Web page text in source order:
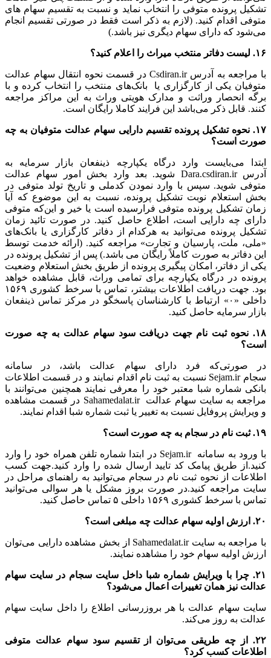
تشکیل پرونده متوفی را انتخاب نماید و نسبت به تقسیم سهام های
متوفی اقدام کنید. (لازم به ذکر است فقط در صورتی تقسیم انجام
می‌شود که دارای سهام دیگری نیز باشد.)
۱۶. لیست دفاتر منتخب میراث را اعلام کنید؟
با مراجعه به آدرس Csdiran.ir در قسمت نحوه انتقال سهام عدالت
متوفیان یکی از کارگزاری یا بانک‌های منتخب را انتخاب کرده و با
برگه انحصار وراثت و مدارک هویتی وراث به این مراکز مراجعه
کنند. قابل ذکر می‌باشد این فرایند کاملا رایگان است.
۱۷. نحوه تشکیل پرونده تقسیم دارایی سهام عدالت متوفیان به چه
صورت است؟
ابتدا می‌بایست وارد درگاه یکپارچه ذینفعان بازار سرمایه به
آدرس Dara.csdiran.ir شوید. بعد وارد بخش امور سهام عدالت
متوفی شوید. سپس با وارد نمودن کدملی و تاریخ تولد متوفی در
بخش استعلام نوبت تشکیل پرونده، نسبت به این موضوع که آیا
زمان تشکیل پرونده متوفی فرارسیده است یا خیر و این‌که متوفی
دارای چه دارایی است، اطلاع حاصل کنید. در صورت تائید زمان
تشکیل پرونده می‌توانید به هرکدام از دفاتر کارگزاری یا بانک‌های
«ملی، ملت، پارسیان و تجارت» مراجعه کنید. (ارائه خدمت توسط
این دفاتر به صورت کاملاً رایگان می باشد.) پس از تشکیل پرونده در
یکی از دفاتر، امکان پیگیری پرونده از طریق بخش استعلام وضعیت
پرونده در درگاه یکپارچه برای تمامی وراث، قابل مشاهده خواهد
بود. جهت دریافت اطلاعات بیشتر، تماس با سرخط کشوری ۱۵۶۹
داخلی «۰» ارتباط با کارشناسان پاسخگو در مرکز تماس ذینفعان
بازار سرمایه حاصل کنید.
۱۸. نحوه ثبت نام جهت دریافت سود سهام عدالت به چه صورت
است؟
در صورتی‌که فرد دارای سهام عدالت باشد، در سامانه
سجام Sejam.ir نسبت به ثبت نام اقدام نمایند و در قسمت اطلاعات
بانکی شماره شبا معتبر خود را معرفی نمایند همچنین می‌توانند با
مراجعه به سایت سهام عدالت Sahamedalat.ir در قسمت مشاهده
و ویرایش پروفایل نسبت به تغییر یا ثبت شماره شبا اقدام نمایند.
۱۹. ثبت نام در سجام به چه صورت است؟
با ورود به سامانه Sejam.ir در ابتدا شماره تلفن همراه خود را وارد
کنید.از طریق پیامک کد تایید ارسال شده را وارد کنید.جهت کسب
اطلاعات از نحوه ثبت نام در سجام می‌توانید به راهنمای مراحل در
سایت مراجعه کنید.در صورت بروز مشکل یا هر سوالی می‌توانید
تماس با سرخط کشوری ۱۵۶۹ داخلی ۵ تماس حاصل کنید.
۲۰. ارزش اولیه سهام عدالت چه مبلغی است؟
با مراجعه به سایت Sahamedalat.ir از بخش مشاهده دارایی می‌توان
ارزش اولیه سهام خود را مشاهده نمایند.
۲۱. چرا با ویرایش شماره شبا داخل سایت سجام در سایت سهام
عدالت نیز همان تغییرات اعمال می‌شود؟
سایت سهام عدالت با هر بروزرسانی اطلاع را داخل سایت سهام
عدالت به روز می‌کند.
۲۲. از چه طریقی می‌توان از تقسیم سود سهام عدالت متوفی
اطلاعات کسب کرد؟